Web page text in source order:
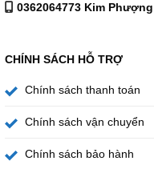
0362064773 Kim Phượng
CHÍNH SÁCH HỖ TRỢ
Chính sách thanh toán
Chính sách vận chuyển
Chính sách bảo hành